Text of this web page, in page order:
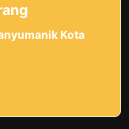
Kota